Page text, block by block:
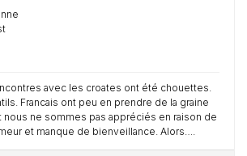
avec les croates ont été chouettes.
Francais ont peu en prendre de la graine
nous ne sommes pas appréciés en raison de
et manque de bienveillance. Alors….